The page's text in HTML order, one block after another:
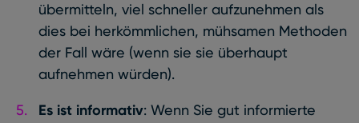
übermitteln, viel schneller aufzunehmen als
dies bei herkömmlichen, mühsamen Methoden
der Fall wäre (wenn sie sie überhaupt
aufnehmen würden).
Es ist informativ: Wenn Sie gut informierte